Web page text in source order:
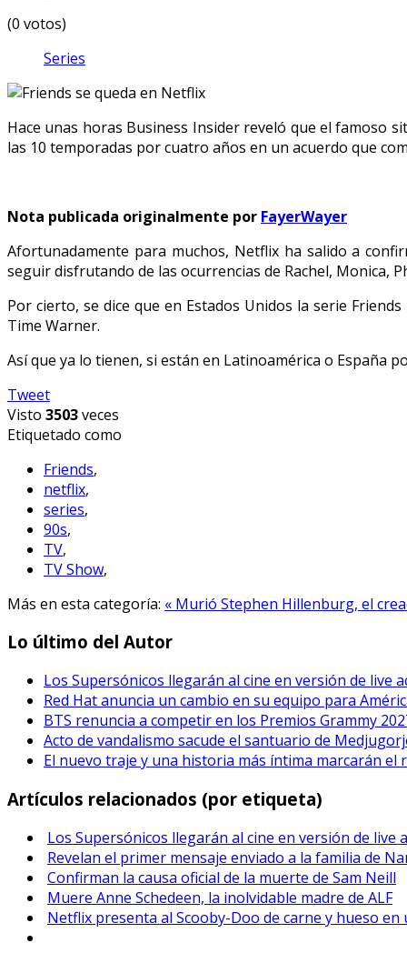
(0 votos)
Series
Hace unas horas Business Insider reveló que el famoso
las 10 temporadas por cuatro años en un acuerdo que
Nota publicada originalmente por FayerWayer
Afortunadamente para muchos, Netflix ha salido a
seguir disfrutando de las ocurrencias de Rachel, Monica,
Por cierto, se dice que en Estados Unidos la serie
Time Warner.
Así que ya lo tienen, si están en Latinoamérica o España
Tweet
Visto 3503veces
Etiquetado como
Friends,
netflix,
series,
90s,
TV,
TV Show,
Más en esta categoría: « Murió Stephen Hillenburg, el
Lo último del Autor
Los Supersónicos llegarán al cine en versión de live
Red Hat anuncia un cambio en su equipo para
BTS renuncia a competir en los Premios Grammy
Acto de vandalismo sacude el santuario de
El nuevo traje y una historia más íntima marcarán el
Artículos relacionados (por etiqueta)
Los Supersónicos llegarán al cine en versión de live
Revelan el primer mensaje enviado a la familia de
Confirman la causa oficial de la muerte de Sam Neill
Muere Anne Schedeen, la inolvidable madre de ALF
Netflix presenta al Scooby-Doo de carne y hueso en